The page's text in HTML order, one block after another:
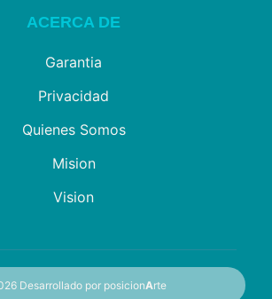
ACERCA DE
Garantia
Privacidad
Quienes Somos
Mision
Vision
Desarrollado por posicionArte